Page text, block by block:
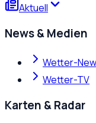
Aktuell
News & Medien
Wetter-
Wetter-TV
Karten & Radar